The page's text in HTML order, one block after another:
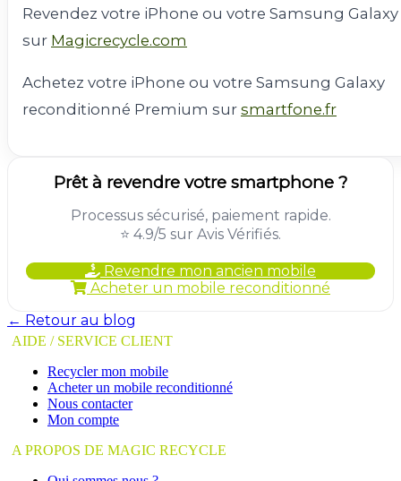
Revendez votre iPhone ou votre Samsung Galaxy
sur Magicrecycle.com
Achetez votre iPhone ou votre Samsung Galaxy
reconditionné Premium sur smartfone.fr
Prêt à revendre votre smartphone ?
Processus sécurisé, paiement rapide.
⭐ 4.9/5 sur Avis Vérifiés.
Revendre mon ancien mobile
Acheter un mobile reconditionné
← Retour au blog
AIDE / SERVICE CLIENT
Recycler mon mobile
Acheter un mobile reconditionné
Nous contacter
Mon compte
A PROPOS DE MAGIC RECYCLE